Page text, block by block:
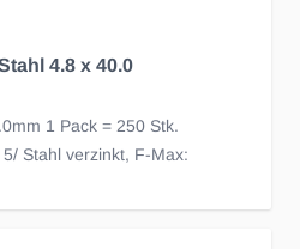
4.8 x 40.0
1 Pack = 250 Stk.
Stahl verzinkt, F-Max: